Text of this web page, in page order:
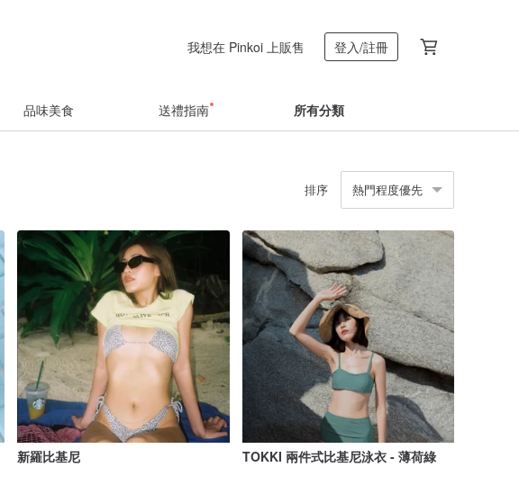
我想在 Pinkoi 上販售 登入/註冊
品味美食 送禮指南 所有分類
排序 熱門程度優先
新羅比基尼 TOKKI 兩件式比基尼泳衣 - 薄荷綠